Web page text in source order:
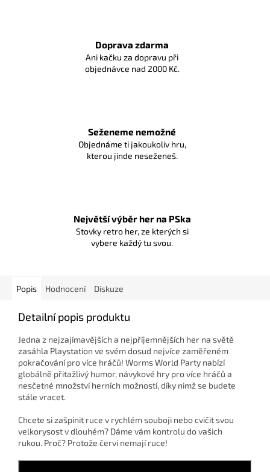
Doprava zdarma
Ani kačku za dopravu při
objednávce nad 2000 Kč.
Seženeme nemožné
Objednáme ti jakoukoliv hru,
kterou jinde neseženeš.
Největší výběr her na PSka
Stovky retro her, ze kterých si
vybere každý tu svou.
Popis Hodnocení Diskuze
Detailní popis produktu
Jedna z nejzajímavějších a nejpříjemnějších her na světě
zasáhla Playstation ve svém dosud nejvíce zaměřeném
pokračování pro více hráčů! Worms World Party nabízí
globálně přitažlivý humor, návykové hry pro více hráčů a
nesčetné množství herních možností, díky nimž se budete
stále vracet.
Chcete si zašpinit ruce v rychlém souboji nebo cvičit svou
velkorysost v dlouhém? Dáme vám kontrolu do vašich
rukou. Proč? Protože červi nemají ruce!